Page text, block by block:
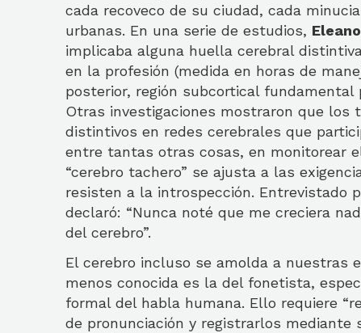
cada recoveco de su ciudad, cada
urbanas. En una serie de estudios,
implicaba alguna huella cerebral
en la profesión (medida en horas de
posterior, región subcortical fundamental
Otras investigaciones mostraron que los
distintivos en redes cerebrales que
entre tantas otras cosas, en monitorear
“cerebro tachero” se ajusta a las
resisten a la introspección. Entrevistado
declaró: “Nunca noté que me creciera
del cerebro”.
El cerebro incluso se amolda a nuestras
menos conocida es la del fonetista,
formal del habla humana. Ello requiere
de pronunciación y registrarlos